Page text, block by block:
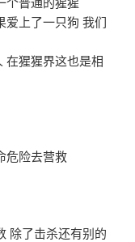
爱上了一只狗 我们
在猩猩界这也是相
危险去营救
除了击杀还有别的